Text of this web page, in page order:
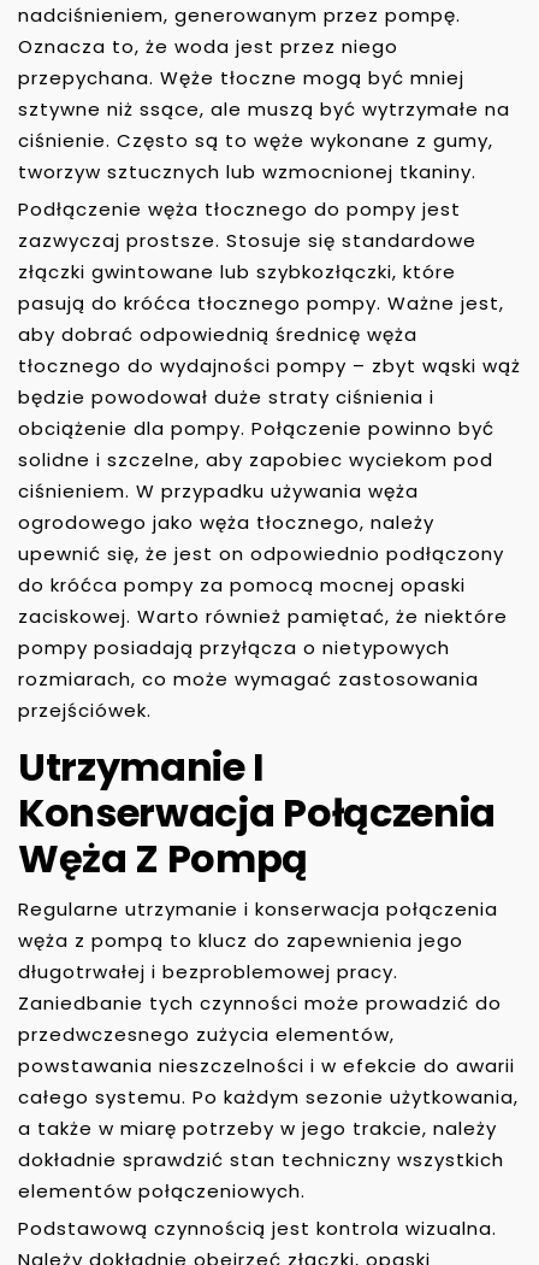
nadciśnieniem, generowanym przez pompę.
Oznacza to, że woda jest przez niego
przepychana. Węże tłoczne mogą być mniej
sztywne niż ssące, ale muszą być wytrzymałe na
ciśnienie. Często są to węże wykonane z gumy,
tworzyw sztucznych lub wzmocnionej tkaniny.
Podłączenie węża tłocznego do pompy jest
zazwyczaj prostsze. Stosuje się standardowe
złączki gwintowane lub szybkozłączki, które
pasują do króćca tłocznego pompy. Ważne jest,
aby dobrać odpowiednią średnicę węża
tłocznego do wydajności pompy – zbyt wąski wąż
będzie powodował duże straty ciśnienia i
obciążenie dla pompy. Połączenie powinno być
solidne i szczelne, aby zapobiec wyciekom pod
ciśnieniem. W przypadku używania węża
ogrodowego jako węża tłocznego, należy
upewnić się, że jest on odpowiednio podłączony
do króćca pompy za pomocą mocnej opaski
zaciskowej. Warto również pamiętać, że niektóre
pompy posiadają przyłącza o nietypowych
rozmiarach, co może wymagać zastosowania
przejściówek.
Utrzymanie I
Konserwacja Połączenia
Węża Z Pompą
Regularne utrzymanie i konserwacja połączenia
węża z pompą to klucz do zapewnienia jego
długotrwałej i bezproblemowej pracy.
Zaniedbanie tych czynności może prowadzić do
przedwczesnego zużycia elementów,
powstawania nieszczelności i w efekcie do awarii
całego systemu. Po każdym sezonie użytkowania,
a także w miarę potrzeby w jego trakcie, należy
dokładnie sprawdzić stan techniczny wszystkich
elementów połączeniowych.
Podstawową czynnością jest kontrola wizualna.
Należy dokładnie obejrzeć złączki, opaski